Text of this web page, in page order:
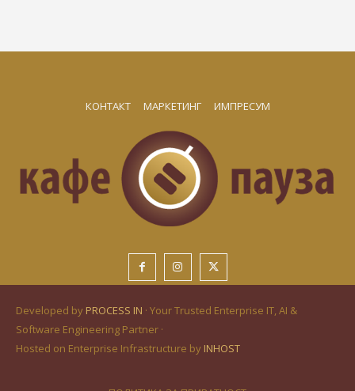
КОНТАКТ МАРКЕТИНГ ИМПРЕСУМ
Developed by PROCESS IN · Your Trusted Enterprise IT, AI &
Software Engineering Partner ·
Hosted on Enterprise Infrastructure by INHOST